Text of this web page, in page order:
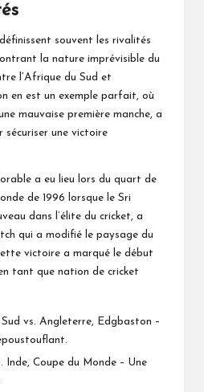
souvent les rivalités
la nature imprévisible du
l’Afrique du Sud et
en est un exemple parfait, où
mauvaise première manche, a
sécuriser une victoire
a eu lieu lors du quart de
de 1996 lorsque le Sri
dans l’élite du cricket, a
qui a modifié le paysage du
victoire a marqué le début
tant que nation de cricket
vs. Angleterre, Edgbaston –
Inde, Coupe du Monde – Une